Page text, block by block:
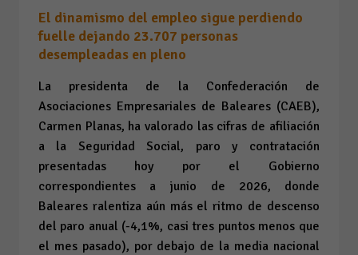
El dinamismo del empleo sigue perdiendo
fuelle dejando 23.707 personas
desempleadas en pleno
La presidenta de la Confederación de
Asociaciones Empresariales de Baleares (CAEB),
Carmen Planas, ha valorado las cifras de afiliación
a la Seguridad Social, paro y contratación
presentadas hoy por el Gobierno
correspondientes a junio de 2026, donde
Baleares ralentiza aún más el ritmo de descenso
del paro anual (-4,1%, casi tres puntos menos que
el mes pasado), por debajo de la media nacional